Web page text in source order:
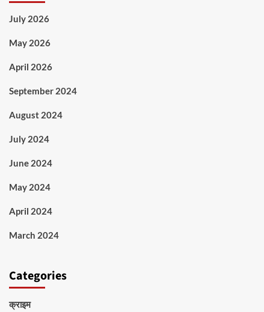
July 2026
May 2026
April 2026
September 2024
August 2024
July 2024
June 2024
May 2024
April 2024
March 2024
Categories
क्राइम